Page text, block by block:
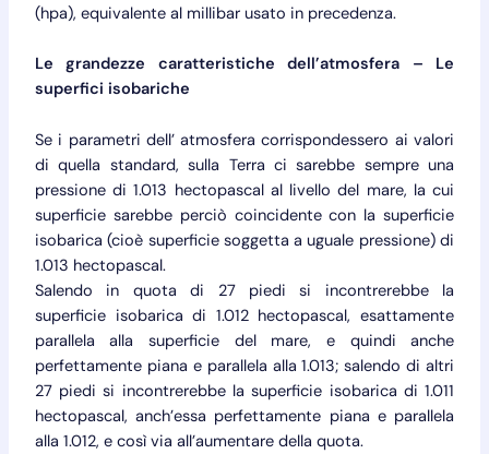
(hpa), equivalente al millibar usato in precedenza.
Le grandezze caratteristiche dell’atmosfera – Le
superfici isobariche
Se i parametri dell’ atmosfera corrispondessero ai valori
di quella standard, sulla Terra ci sarebbe sempre una
pressione di 1.013 hectopascal al livello del mare, la cui
superficie sarebbe perciò coincidente con la superficie
isobarica (cioè superficie soggetta a uguale pressione) di
1.013 hectopascal.
Salendo in quota di 27 piedi si incontrerebbe la
superficie isobarica di 1.012 hectopascal, esattamente
parallela alla superficie del mare, e quindi anche
perfettamente piana e parallela alla 1.013; salendo di altri
27 piedi si incontrerebbe la superficie isobarica di 1.011
hectopascal, anch’essa perfettamente piana e parallela
alla 1.012, e così via all’aumentare della quota.